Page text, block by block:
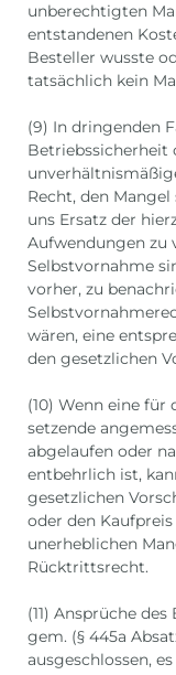
unberechtigten
entstandenen
Besteller wusste
tatsächlich kein
(9) In dringenden
Betriebssicherheit
Recht, den
uns Ersatz der
Aufwendungen zu
Selbstvornahme
vorher, zu
wären, eine
den gesetzlichen
(10) Wenn eine
setzende
abgelaufen oder
entbehrlich ist,
gesetzlichen
oder den
unerheblichen
Rücktrittsrecht.
(11) Ansprüche
gem. (§ 445a
ausgeschlossen,